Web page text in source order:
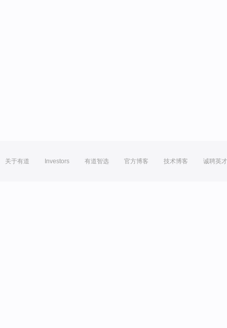
关于有道 Investors 有道智选 官方博客 技术博客 诚聘英才